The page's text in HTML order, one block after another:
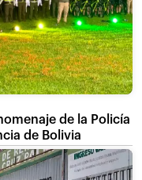
de la Policía
de Bolivia